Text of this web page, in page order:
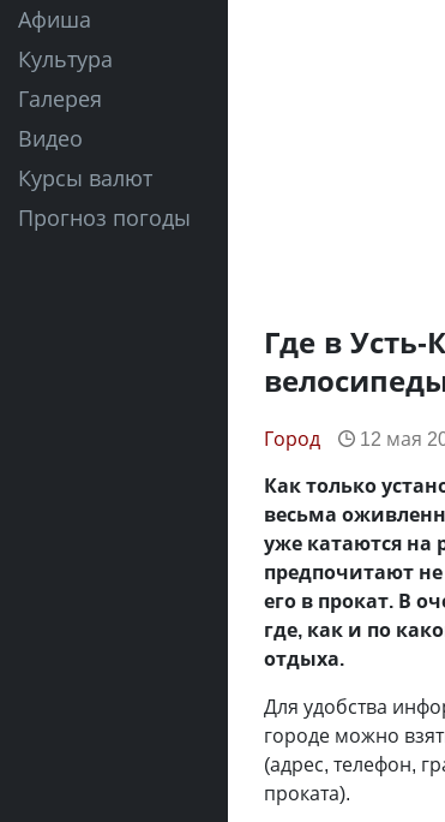
Афиша
Культура
Галерея
Видео
Курсы валют
Прогноз погоды
Где в
Город 12 мая
Как только
весьма
уже катаются на
предпочитают
его в прокат. В
где, как и по
отдыха.
Для удобства
городе можно
(адрес, телефон,
проката).